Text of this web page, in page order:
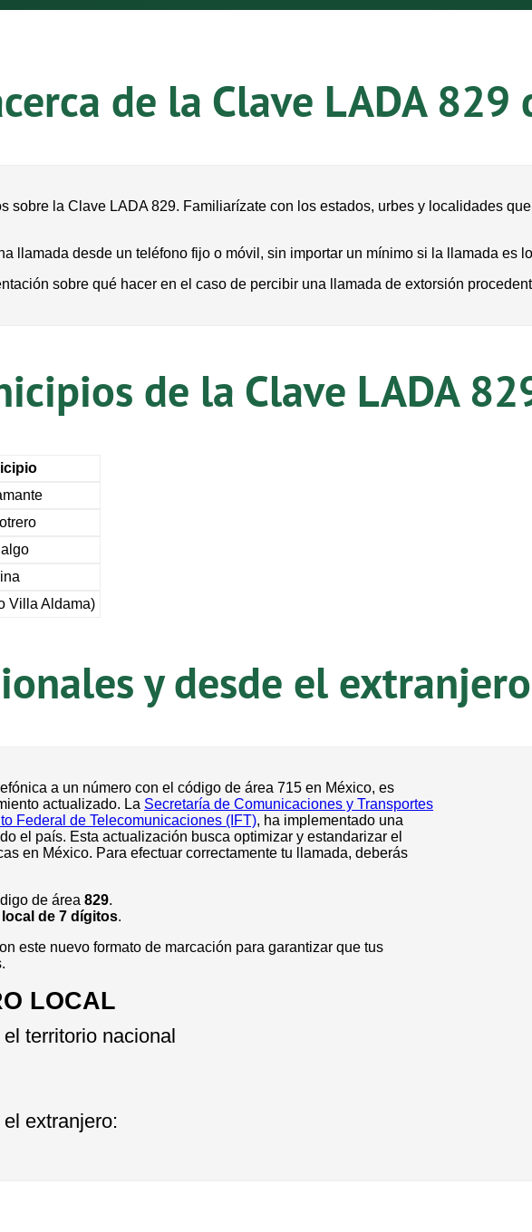
de la Clave LADA 829
sobre la Clave LADA 829. Familiarízate con los estados, urbes y localidades
llamada desde un teléfono fijo o móvil, sin importar un mínimo si la llamada es
sobre qué hacer en el caso de percibir una llamada de extorsión
de la Clave LADA
Villa Aldama)
y desde el
a un número con el código de área 715 en México, es
actualizado. La Secretaría de Comunicaciones y Transportes
Federal de Telecomunicaciones (IFT), ha implementado una
el país. Esta actualización busca optimizar y estandarizar el
en México. Para efectuar correctamente tu llamada, deberás
de área 829.
de 7 dígitos.
este nuevo formato de marcación para garantizar que tus
LOCAL
territorio nacional
extranjero: